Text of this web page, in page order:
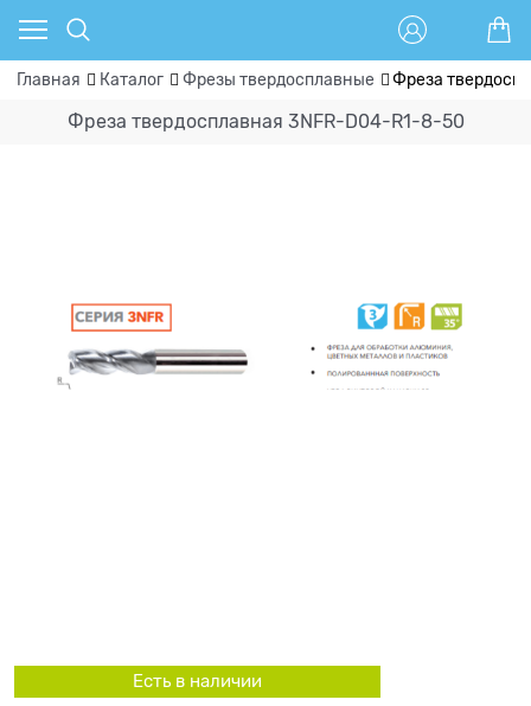
Главная Каталог Фрезы твердосплавные Фреза
Фреза твердосплавная 3NFR-D04-R1-8-50
Есть в наличии